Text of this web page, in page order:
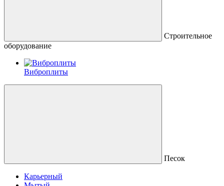
Строительное
оборудование
Виброплиты
Песок
Карьерный